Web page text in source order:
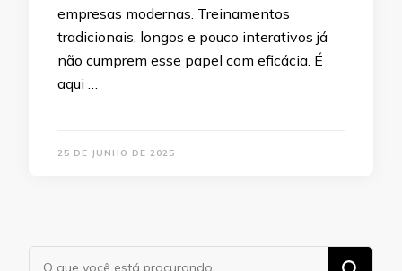
empresas modernas. Treinamentos
tradicionais, longos e pouco interativos já
não cumprem esse papel com eficácia. É
aqui …
25 DE JUNHO DE 2025
Procurando